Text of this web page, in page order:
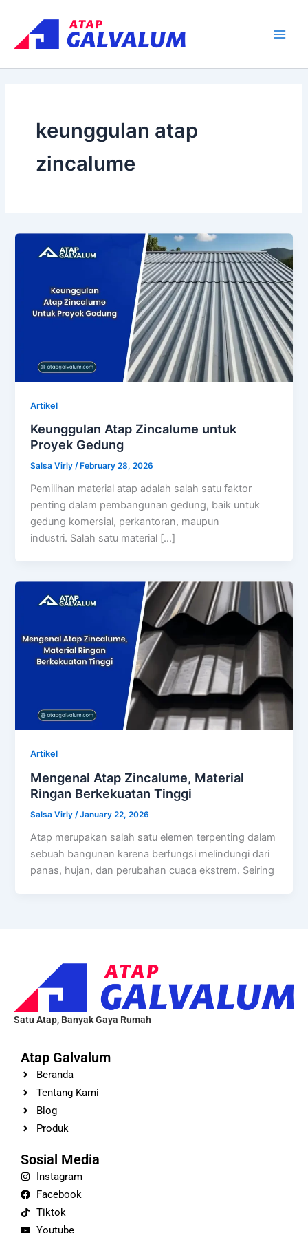
content
keunggulan atap
zincalume
Artikel
Keunggulan Atap Zincalume untuk
Proyek Gedung
Salsa Virly/ February 28, 2026
Pemilihan material atap adalah salah satu faktor
penting dalam pembangunan gedung, baik untuk
gedung komersial, perkantoran, maupun
industri. Salah satu material […]
Artikel
Mengenal Atap Zincalume, Material
Ringan Berkekuatan Tinggi
Salsa Virly/January 22, 2026
Atap merupakan salah satu elemen terpenting dalam
sebuah bangunan karena berfungsi melindungi dari
panas, hujan, dan perubahan cuaca ekstrem. Seiring
Satu Atap, Banyak Gaya Rumah
Atap Galvalum
Beranda
Tentang Kami
Blog
Produk
Sosial Media
Instagram
Facebook
Tiktok
Youtube